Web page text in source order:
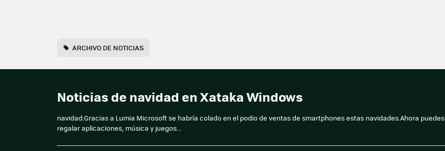
ARCHIVO DE NOTICIAS
Noticias de navidad en Xataka Windows
navidad:Gracias a Lumia Microsoft se habría colado en el podio de ventas de smartphones estas navidades.Ahora puedes
regalar aplicaciones, música y juegos...